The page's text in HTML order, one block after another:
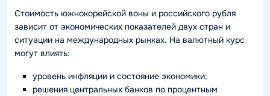
Стоимость южнокорейской воны и российского рубля
зависит от экономических показателей двух стран и
ситуации на международных рынках. На валютный курс
могут влиять:
уровень инфляции и состояние экономики;
решения центральных банков по процентным